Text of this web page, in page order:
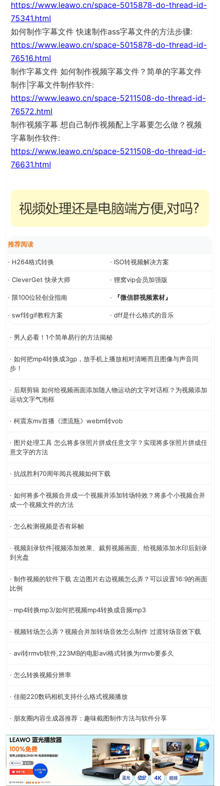
https://www.leawo.cn/space-5015878-do-thread-id-
75341.html
如何制作字幕文件 快速制作ass字幕文件的方法步骤:
https://www.leawo.cn/space-5015878-do-thread-id-
76516.html
制作字幕文件 如何制作视频字幕文件？简单的字幕文件
制作|字幕文件制作软件:
https://www.leawo.cn/space-5211508-do-thread-id-
76572.html
制作视频字幕 想自己制作视频配上字幕要怎么做？视频
字幕制作软件:
https://www.leawo.cn/space-5211508-do-thread-id-
76631.html
推荐阅读
· H264格式转换 · ISO转视频解决方案
· CleverGet 快录大师 · 狸窝vip会员加强版
· 限100位轻创业指南 · 『微信群视频素材』
· swf转gif教程方案 · dff是什么格式的音乐
· 男人必看！1个简单易行的方法揭秘
· 如何把mp4转换成3gp，放手机上播放相对清晰而且图像与声音同
步！
· 后期剪辑 如何给视频画面添加随人物运动的文字对话框？为视频添加
运动文字气泡框
· 柯震东mv首播《漂流瓶》webm转vob
· 图片处理工具 怎么将多张照片拼成任意文字？实现将多张照片拼成任
意文字的方法
· 抗战胜利70周年阅兵视频如何下载
· 如何将多个视频合并成一个视频并添加转场特效？将多个小视频合并
成一个视频文件的方法
· 怎么检测视频是否有坏帧
· 视频刻录软件|视频添加效果、裁剪视频画面、给视频添加水印后刻录
到光盘
· 制作视频的软件下载 左边图片右边视频怎么弄？可以设置16:9的画面
比例
· mp4转换mp3/如何把视频mp4转换成音频mp3
· 视频转场怎么弄？视频合并加转场音效怎么制作 过渡转场音效下载
· avi转rmvb软件,223MB的电影avi格式转换为rmvb要多久
· 怎么转换视频分辨率
· 佳能220数码相机支持什么格式视频播放
· 朋友圈内容生成器推荐：趣味截图制作方法与软件分享